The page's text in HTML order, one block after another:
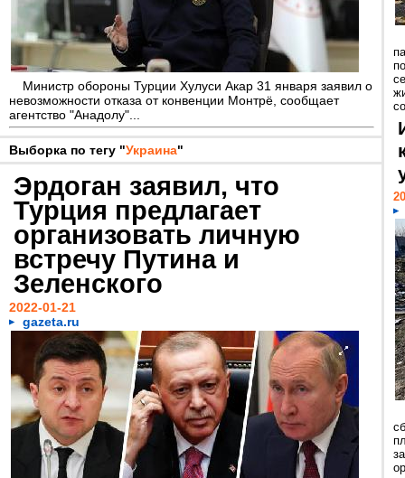
Министр обороны Турции Хулуси Акар 31 января заявил о
невозможности отказа от конвенции Монтрё, сообщает
агентство "Анадолу"...
Выборка по тегу "Украина"
Эрдоган заявил, что
Турция предлагает
организовать личную
встречу Путина и
Зеленского
2022-01-21
gazeta.ru